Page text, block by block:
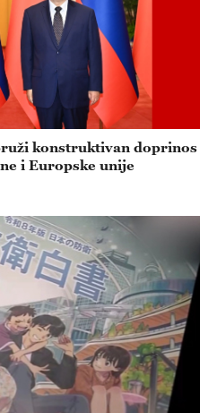
konstruktivan doprinos
i Europske unije